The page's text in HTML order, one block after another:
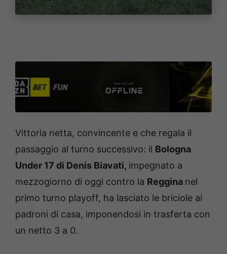
Vittoria netta, convincente e che regala il
passaggio al turno successivo: il Bologna
Under 17 di Denis Biavati, impegnato a
mezzogiorno di oggi contro la Reggina nel
primo turno playoff, ha lasciato le briciole ai
padroni di casa, imponendosi in trasferta con
un netto 3 a 0.